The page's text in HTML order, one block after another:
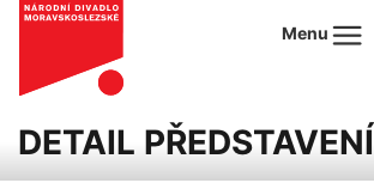
Menu
DETAIL PŘEDSTAVENÍ